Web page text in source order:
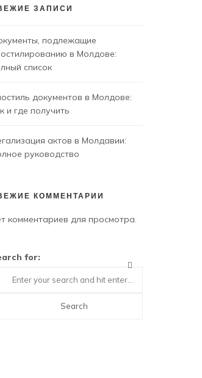
ЗАПИСИ
подлежащие
в Молдове:
список
документов в Молдове:
и где получить
актов в Молдавии:
руководство
КОММЕНТАРИИ
комментариев для просмотра.
for: